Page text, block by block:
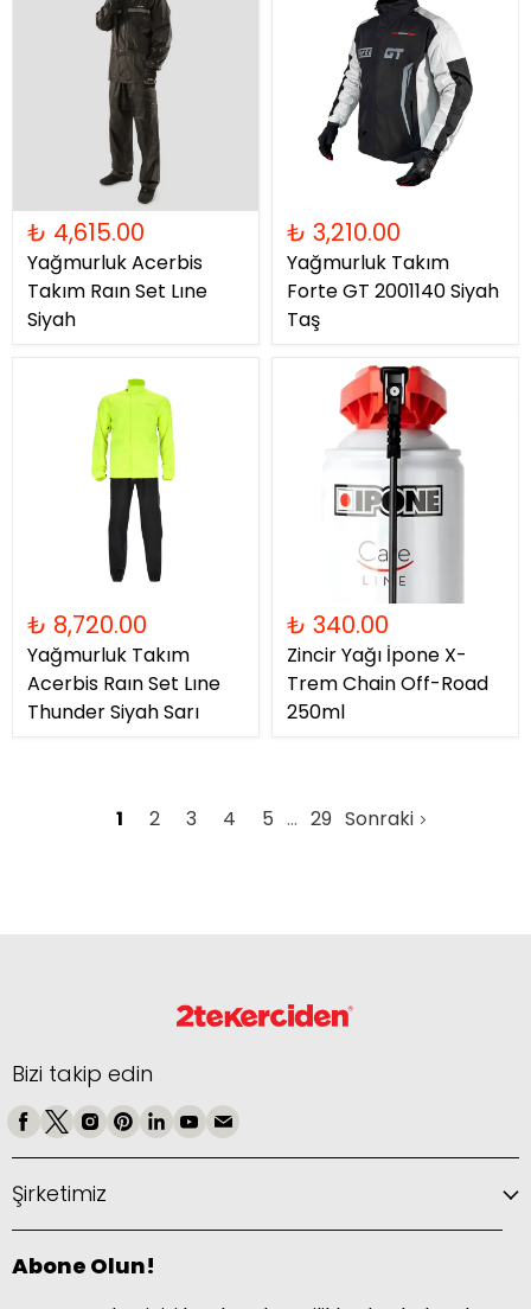
₺ 4,615.00
Yağmurluk Acerbis
Takım Raın Set Lıne
Siyah
₺ 3,210.00
Yağmurluk Takım
Forte GT 2001140 Siyah
Taş
₺ 8,720.00
Yağmurluk Takım
Acerbis Raın Set Lıne
Thunder Siyah Sarı
₺ 340.00
Zincir Yağı İpone X-
Trem Chain Off-Road
250ml
1 2 3 4 5 29 Sonraki
Bizi takip edin
Şirketimiz
Abone Olun!